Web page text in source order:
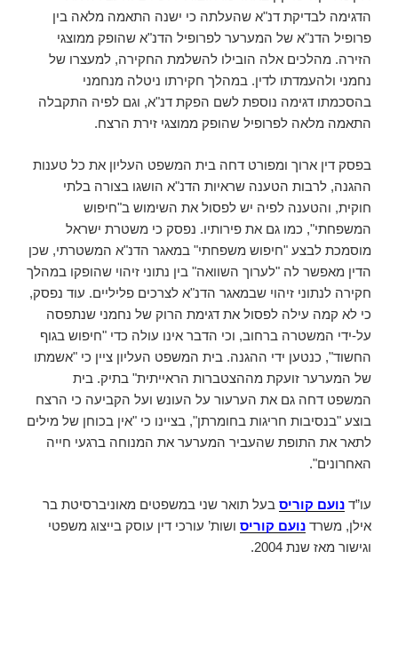
הדגימה לבדיקת דנ"א שהעלתה כי ישנה התאמה מלאה בין
פרופיל הדנ"א של המערער לפרופיל הדנ"א שהופק ממוצגי
הזירה. מהלכים אלה הובילו להשלמת החקירה, למעצרו של
נחמני ולהעמדתו לדין. במהלך חקירתו ניטלה מנחמני
בהסכמתו דגימה נוספת לשם הפקת דנ"א, וגם לפיה התקבלה
התאמה מלאה לפרופיל שהופק ממוצגי זירת הרצח.
בפסק דין ארוך ומפורט דחה בית המשפט העליון את כל טענות
ההגנה, לרבות הטענה שראיות הדנ"א הושגו בצורה בלתי
חוקית, והטענה לפיה יש לפסול את השימוש ב"חיפוש
המשפחתי", כמו גם את פירותיו. נפסק כי משטרת ישראל
מוסמכת לבצע "חיפוש משפחתי" במאגר הדנ"א המשטרתי, שכן
הדין מאפשר לה "לערוך השוואה" בין נתוני זיהוי שהופקו במהלך
חקירה לנתוני זיהוי שבמאגר הדנ"א לצרכים פליליים. עוד נפסק,
כי לא קמה עילה לפסול את דגימת הרוק של נחמני שנתפסה
על-ידי המשטרה ברחוב, וכי הדבר אינו עולה כדי "חיפוש בגוף
החשוד", כנטען ידי ההגנה. בית המשפט העליון ציין כי "אשמתו
של המערער זועקת מההצטברות הראייתית" בתיק. בית
המשפט דחה גם את הערעור על העונש ועל הקביעה כי הרצח
בוצע "בנסיבות חריגות בחומרתן", בציינו כי "אין בכוחן של מילים
לתאר את התופת שהעביר המערער את המנוחה ברגעי חייה
האחרונים".
עו”ד נועם קוריס בעל תואר שני במשפטים מאוניברסיטת בר
אילן, משרד נועם קוריס ושות’ עורכי דין עוסק בייצוג משפטי
וגישור מאז שנת 2004.